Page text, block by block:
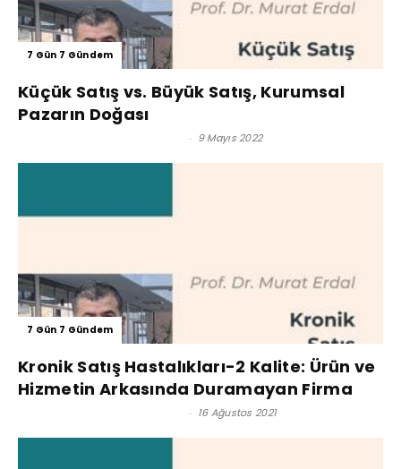
7 Gün 7 Gündem
Küçük Satış vs. Büyük Satış, Kurumsal
Pazarın Doğası
- 9 Mayıs 2022
7 Gün 7 Gündem
Kronik Satış Hastalıkları-2 Kalite: Ürün ve
Hizmetin Arkasında Duramayan Firma
- 16 Ağustos 2021